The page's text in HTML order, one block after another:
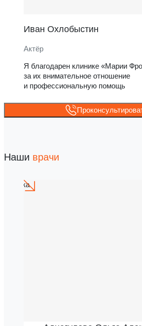
Иван Охлобыстин
Актёр
Я благодарен клинике «Марии
за их внимательное отношение
и профессиональную помощь
Наши врачи